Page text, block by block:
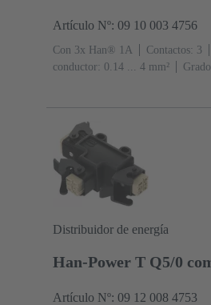
Artículo Nº: 09 10 003 4756
Con 3x Han® 1A Contactos: 3
conductor: 0.14 ... 4 mm²
Distribuidor de energía
Han-Power T Q5/0
Artículo Nº: 09 12 008 4753